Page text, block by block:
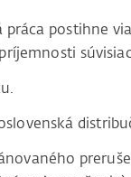
práca postihne